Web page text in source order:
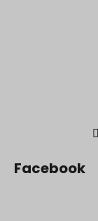
Facebook